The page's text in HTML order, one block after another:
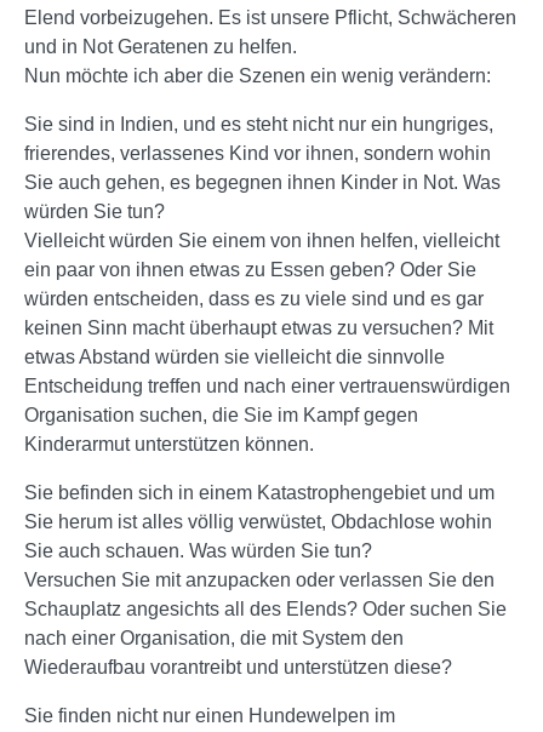
Elend vorbeizugehen. Es ist unsere Pflicht, Schwächeren
und in Not Geratenen zu helfen.
Nun möchte ich aber die Szenen ein wenig verändern:
Sie sind in Indien, und es steht nicht nur ein hungriges,
frierendes, verlassenes Kind vor ihnen, sondern wohin
Sie auch gehen, es begegnen ihnen Kinder in Not. Was
würden Sie tun?
Vielleicht würden Sie einem von ihnen helfen, vielleicht
ein paar von ihnen etwas zu Essen geben? Oder Sie
würden entscheiden, dass es zu viele sind und es gar
keinen Sinn macht überhaupt etwas zu versuchen? Mit
etwas Abstand würden sie vielleicht die sinnvolle
Entscheidung treffen und nach einer vertrauenswürdigen
Organisation suchen, die Sie im Kampf gegen
Kinderarmut unterstützen können.
Sie befinden sich in einem Katastrophengebiet und um
Sie herum ist alles völlig verwüstet, Obdachlose wohin
Sie auch schauen. Was würden Sie tun?
Versuchen Sie mit anzupacken oder verlassen Sie den
Schauplatz angesichts all des Elends? Oder suchen Sie
nach einer Organisation, die mit System den
Wiederaufbau vorantreibt und unterstützen diese?
Sie finden nicht nur einen Hundewelpen im